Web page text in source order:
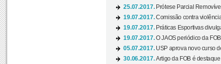
25.07.2017. Prótese Parcial
19.07.2017.Comissão contra
19.07.2017. Práticas Esportivas
19.07.2017.O JAOS periódico da
05.07.2017. USP aprova novo curso
30.06.2017.Artigo da FOB é